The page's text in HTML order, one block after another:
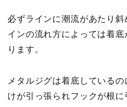
必ずラインに潮流があたり
インの流れ方によっては着
ります。
メタルジグは着底している
けが引っ張られフックが根に